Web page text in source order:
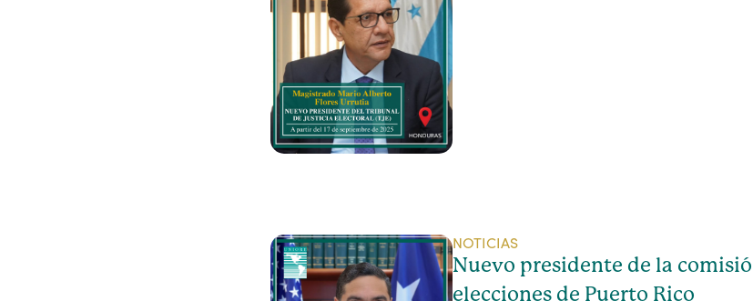
NOTICIAS
Nuevo presidente de la
elecciones de Puerto Rico